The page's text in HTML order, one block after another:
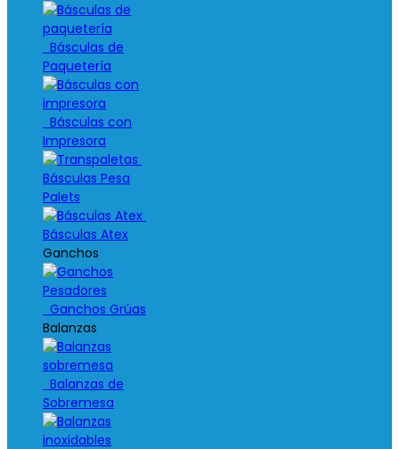
Básculas de
Paquetería
Básculas con
Impresora
Básculas Pesa
Palets
Básculas Atex
Ganchos
Ganchos Grúas
Balanzas
Balanzas de
Sobremesa